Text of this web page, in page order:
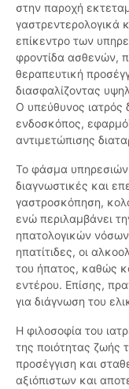
στην παροχή
γαστρεντερολογικά
επίκεντρο των
φροντίδα ασθενών,
θεραπευτική
διασφαλίζοντας
Ο υπεύθυνος ιατρός
ενδοσκόπος,
αντιμετώπισης
Το φάσμα υπηρεσιών
διαγνωστικές και
γαστροσκόπηση,
ενώ περιλαμβάνει
ηπατολογικών
ηπατίτιδες, οι
του ήπατος, καθώς
εντέρου. Επίσης,
για διάγνωση του
Η φιλοσοφία του
της ποιότητας
προσέγγιση και
αξιόπιστων και